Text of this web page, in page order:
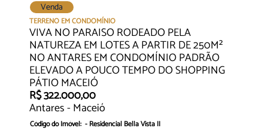
Venda
TERRENO EM CONDOMÍNIO
VIVA NO PARAISO RODEADO PELA
NATUREZA EM LOTES A PARTIR DE 250M²
NO ANTARES EM CONDOMÍNIO PADRÃO
ELEVADO A POUCO TEMPO DO SHOPPING
PÁTIO MACEIÓ
R$ 322.000,00
Antares - Maceió
Código do Imóvel: - Residencial Bella Vista II